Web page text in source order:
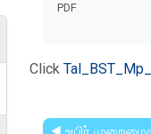
PDF
Click